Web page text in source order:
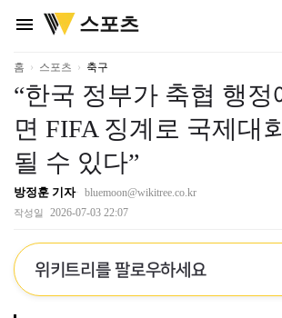
menu
위
키
리
스포츠
홈 스포츠 축구
“한국 정부가 축협 행정
면 FIFA 징계로 국제대
될 수 있다”
방정훈 기자 bluemoon@wikitree.co.kr
작성일 2026-07-03 22:07
위키트리를 팔로우하세요